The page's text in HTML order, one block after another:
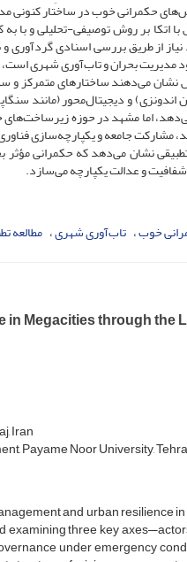
حکمرانی خوب در ساختار کنونی
بر روش توصیفی-تحلیلی و با
نیاز از طریق بررسی اسنادی
مدیریت بحران و تاب‌آوری شهری
نشان می‌دهند ساختارهای متمرکز و
و دیجیتال‌محور (مانند
اما مشهد در حوزه
مشارکت جامعه و یکپارچه‌سازی
نشان می‌دهد که حکمرانی مؤثر
شفافیت و عدالت یکپارچه می‌سازد.
خوب تاب‌آوری شهری مطالعه
Megacities through the
Iran
Payame Noor University,
and urban resilience
three key
under emergency